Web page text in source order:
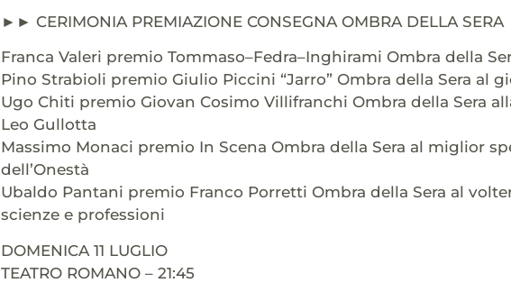
►► CERIMONIA PREMIAZIONE CONSEGNA OMBRA DELLA SERA
Franca Valeri premio Tommaso–Fedra–Inghirami Ombra della
Pino Strabioli premio Giulio Piccini “Jarro” Ombra della Sera al
Ugo Chiti premio Giovan Cosimo Villifranchi Ombra della Sera
Leo Gullotta
Massimo Monaci premio In Scena Ombra della Sera al miglior
dell’Onestà
Ubaldo Pantani premio Franco Porretti Ombra della Sera al
scienze e professioni
DOMENICA 11 LUGLIO
TEATRO ROMANO – 21:45